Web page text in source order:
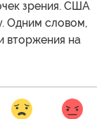
зрения. США
Одним словом,
вторжения на